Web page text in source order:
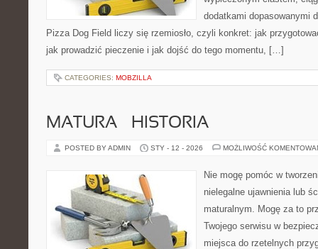
dodatkami dopasowanymi
Pizza Dog Field liczy się rzemiosło, czyli konkret: jak
jak prowadzić pieczenie i jak dojść do tego momentu, […]
CATEGORIES: MOBZILLA
MATURA – HISTORIA
POSTED BY ADMIN STY - 12 - 2026 MOŻLIWOŚĆ
Nie mogę pomóc w
nielegalne ujawnienia lub
maturalnym. Mogę za to
Twojego serwisu w
miejsca do rzetelnych